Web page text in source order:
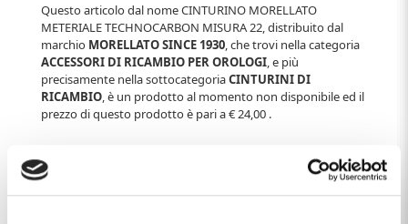
Questo articolo dal nomeCINTURINO MORELLATO
METERIALE TECHNOCARBON MISURA 22, distribuito dal
marchio MORELLATO SINCE 1930, che trovi nella categoria
ACCESSORI DI RICAMBIO PER OROLOGI, e più
precisamente nella sottocategoriaCINTURINI DI
RICAMBIO, è un prodotto al momento non disponibile ed il
prezzo di questo prodotto è pari a€ 24,00 .
Spesso comprati insieme